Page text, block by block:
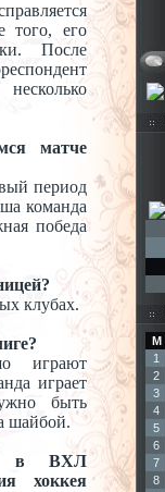
того, его
После
матче
период
команда
победа
клубах.
играют
играет
быть
шайбой.
в
ВХЛ
хоккея
М
1
2
3
4
5
6
7
8